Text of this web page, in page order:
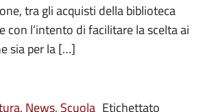
tra gli acquisti della biblioteca
con l’intento di facilitare la scelta ai
sia per la […]
, News, Scuola Etichettato